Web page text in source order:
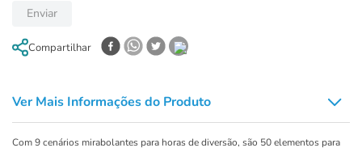
Enviar
Compartilhar
Ver Mais Informações do Produto
Com 9 cenários mirabolantes para horas de diversão, são 50 elementos para